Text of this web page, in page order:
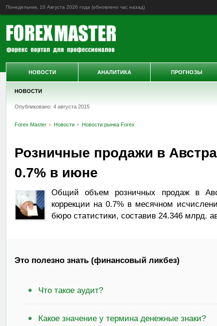
Понедельник, 10 Августа 2026 года (обновлено час назад)
НОВОСТИ
Опубликовано: 4 августа 2015
Forex Master Новости Новости рынка Forex
Розничные продажи в
0.7% в июне
Общий объем розничных продаж в
коррекции на 0.7% в месячном
бюро статистики, составив 24.346 млрд.
Это полезно знать (финансовый ликбез)
Что такое аудит?
Какое значение у термина денежные знаки?
НОВОСТИ АНАЛИТИКА ПРОГНОЗЫ